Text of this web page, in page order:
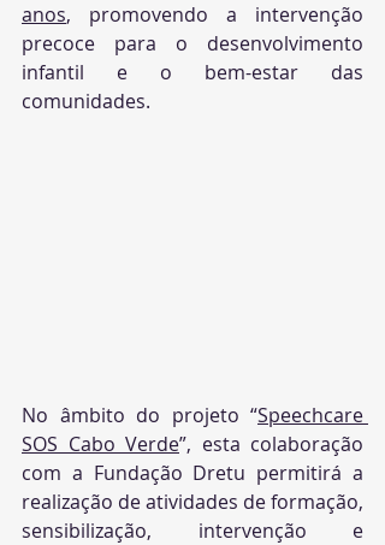
anos, promovendo a intervenção
precoce para o desenvolvimento
infantil e o bem-estar das
comunidades.
No âmbito do projeto “Speechcare
SOS Cabo Verde”, esta colaboração
com a Fundação Dretu permitirá a
realização de atividades de formação,
sensibilização, intervenção e